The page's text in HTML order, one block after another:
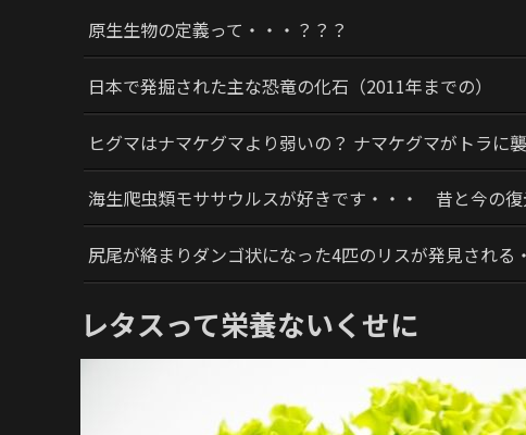
原生生物の定義って・・・？？？
日本で発掘された主な恐竜の化石（2011年までの）
ヒグマはナマケグマより弱いの？ ナマケグマがトラに
海生爬虫類モササウルスが好きです・・・ 昔と今の
尻尾が絡まりダンゴ状になった4匹のリスが発見される
レタスって栄養ないくせに